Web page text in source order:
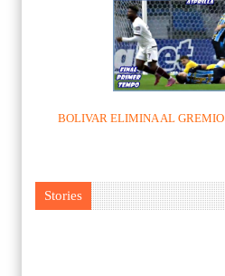
BOLIVAR ELIMINA AL GREMIO
Stories